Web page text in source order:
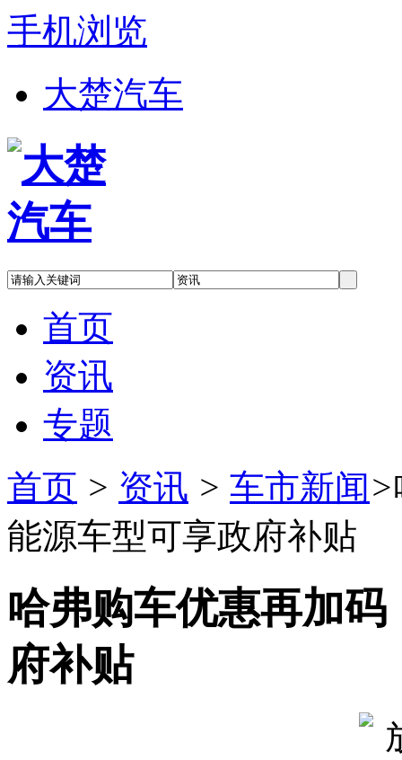
手机浏览
大楚汽车
首页
资讯
专题
首页 > 资讯 > 车市新闻>
能源车型可享政府补贴
哈弗购车优惠再加
府补贴